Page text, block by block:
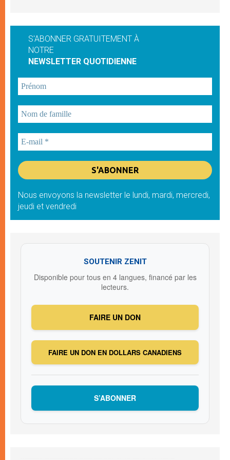
S'ABONNER GRATUITEMENT À
NOTRE
NEWSLETTER QUOTIDIENNE
Nous envoyons la newsletter le lundi, mardi, mercredi,
jeudi et vendredi
SOUTENIR ZENIT
Disponible pour tous en 4 langues, financé par les
lecteurs.
FAIRE UN DON
FAIRE UN DON EN DOLLARS CANADIENS
S’ABONNER